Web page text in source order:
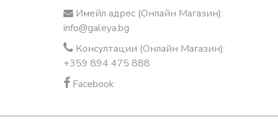
Имейл адрес (Онлайн Магазин):
info@galeya.bg
Консултации (Онлайн Магазин):
+359 894 475 888
Facebook